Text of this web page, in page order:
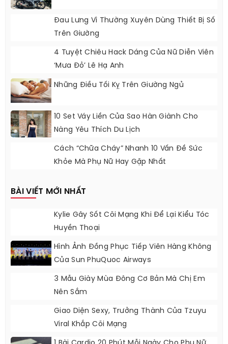
Đau Lưng Vì Thường Xuyên Dùng Thiết Bị Số
Trên Giường
4 Tuyệt Chiêu Hack Dáng Của Nữ Diễn Viên
‘Mưa Đỏ’ Lê Hạ Anh
Những Điều Tối Kỵ Trên Giường Ngủ
10 Set Váy Liền Của Sao Hàn Giành Cho
Nàng Yêu Thích Du Lịch
Cách “chữa Cháy” Nhanh 10 Vấn Đề Sức
Khỏe Mà Phụ Nữ Hay Gặp Nhất
BÀI VIẾT MỚI NHẤT
Kylie Gây Sốt Cõi Mạng Khi Để Lại Kiểu Tóc
Huyền Thoại
Hình Ảnh Đồng Phục Tiếp Viên Hàng Không
Của Sun PhuQuoc Airways
3 Mẫu Giày Mùa Đông Cơ Bản Mà Chị Em
Nên Sắm
Giao Diện Sexy, Trưởng Thành Của Tzuyu
Viral Khắp Cõi Mạng